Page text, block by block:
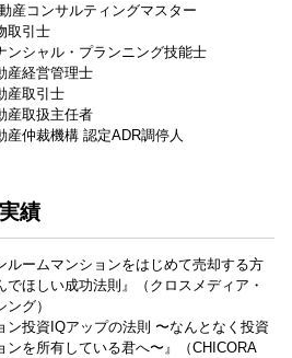
産コンサルティングマスター
取引士
ンシャル・プランニング技能士
産経営管理士
産取引士
産取扱主任者
産仲裁機構 認定ADR調停人
績
ルームマンションをはじめて売却する方
でほしい成功法則』（クロスメディア・
グ）
ン投資IQアップの法則 〜なんとなく投資
ンを所有している君へ〜』（CHICORA